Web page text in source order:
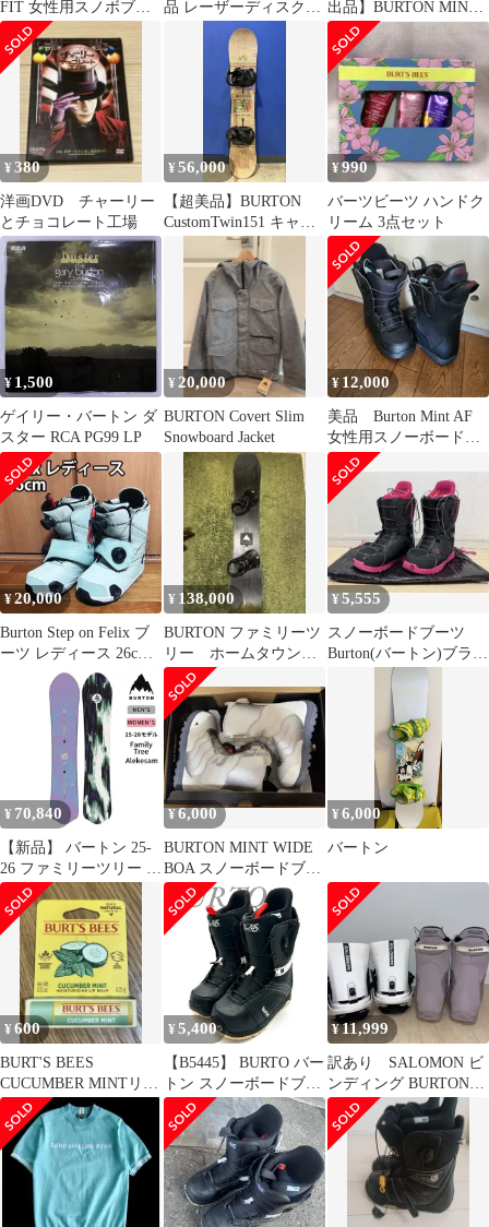
FIT 女性用スノボブー
ツ 23.5cm
品 レーザーディスク
LD それは)
出品】BURTON MINT
スノーボードブーツ 2
¥380
洋画DVD チャーリー
とチョコレート工場
¥56,000
【超美品】BURTON
CustomTwin151 キャン
バー×Cartel M
¥990
バーツビーツ ハンドク
リーム 3点セット
¥ 1,500
ゲイリー・バートン ダ
スター RCA PG99 LP
¥20,000
BURTON Covert Slim
Snowboard Jacket
¥ 12,000
美品 Burton Mint AF
女性用スノーボードブ
ーツ 6.5
¥20,000
Burton Step on Felix ブ
ーツ レディース 26cm
¥ 138,000
BURTON ファミリーツ
リー ホームタウンヒ
ーロースノーボード フ
ルセット
¥5,555
スノーボードブーツ
Burton(バートン)ブラッ
ク/ピンク
¥ 70,840
【新品】 バートン 25-
26 ファミリーツリー ア
レケサム スノーボード
板 BURTON 242591
Unisex Family Tree
Alekesam Board スノボ
キャンバー オールマウ
ンテン パウダー
(250904)
¥6,000
BURTON MINT WIDE
BOA スノーボードブー
ツ 22cm
¥6,000
バートン
¥600
BURT'S BEES
CUCUMBER MINTリッ
プクリーム
¥ 5,400
【B5445】 BURTO バー
トン スノーボードブー
ツ ミント アジアン フ
ィット レザー ブラック
25cm レディース スピ
ードゾーン
¥11,999
訳あり SALOMON ビ
ンディング BURTON
MINT ブーツ セット